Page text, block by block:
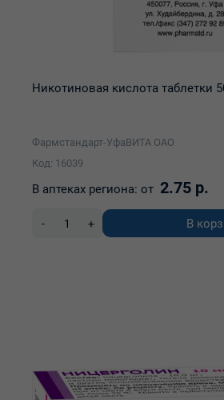
Никотиновая кислота таблетки
Фармстандарт-УфаВИТА ОАО
Код: 16039
В аптеках региона: от 2.75 р.
- + В